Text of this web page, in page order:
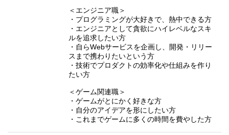
＜エンジニア職＞
・プログラミングが大好きで、熱中できる方
・エンジニアとして貪欲にハイレベルなスキ
ルを追求したい方
・自らWebサービスを企画し、開発・リリー
スまで携わりたいという方
・技術でプロダクトの効率化や仕組みを作り
たい方
＜ゲーム関連職＞
・ゲームがとにかく好きな方
・自分のアイデアを形にしたい方
・これまでゲームに多くの時間を費やした方